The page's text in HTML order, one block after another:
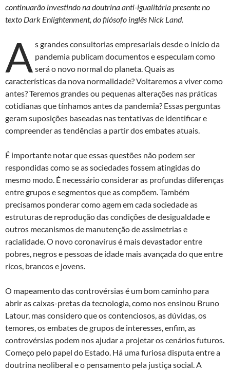
continuarão investindo na doutrina anti-igualitária presente no
texto Dark Enlightenment, do filósofo inglês Nick Land.
A s grandes consultorias empresariais desde o início da
pandemia publicam documentos e especulam como
será o novo normal do planeta. Quais as
características da nova normalidade? Voltaremos a viver como
antes? Teremos grandes ou pequenas alterações nas práticas
cotidianas que tínhamos antes da pandemia? Essas perguntas
geram suposições baseadas nas tentativas de identificar e
compreender as tendências a partir dos embates atuais.
É importante notar que essas questões não podem ser
respondidas como se as sociedades fossem atingidas do
mesmo modo. É necessário considerar as profundas diferenças
entre grupos e segmentos que as compõem. Também
precisamos ponderar como agem em cada sociedade as
estruturas de reprodução das condições de desigualdade e
outros mecanismos de manutenção de assimetrias e
racialidade. O novo coronavírus é mais devastador entre
pobres, negros e pessoas de idade mais avançada do que entre
ricos, brancos e jovens.
O mapeamento das controvérsias é um bom caminho para
abrir as caixas-pretas da tecnologia, como nos ensinou Bruno
Latour, mas considero que os contenciosos, as dúvidas, os
temores, os embates de grupos de interesses, enfim, as
controvérsias podem nos ajudar a projetar os cenários futuros.
Começo pelo papel do Estado. Há uma furiosa disputa entre a
doutrina neoliberal e o pensamento pela justiça social. A